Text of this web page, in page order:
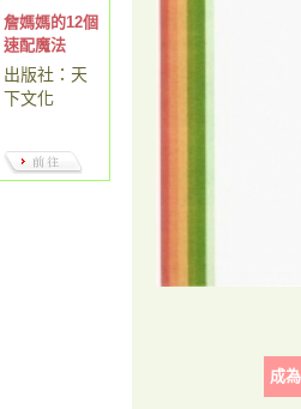
詹媽媽的12個
速配魔法
出版社：天
下文化
成